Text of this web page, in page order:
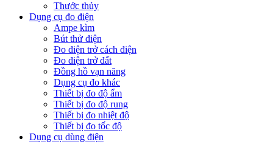
Thước thủy
Dụng cụ đo điện
Ampe kìm
Bút thử điện
Đo điện trở cách điện
Đo điện trở đất
Đồng hồ vạn năng
Dụng cụ đo khác
Thiết bị đo độ ẩm
Thiết bị đo độ rung
Thiết bị đo nhiệt độ
Thiết bị đo tốc độ
Dụng cụ dùng điện